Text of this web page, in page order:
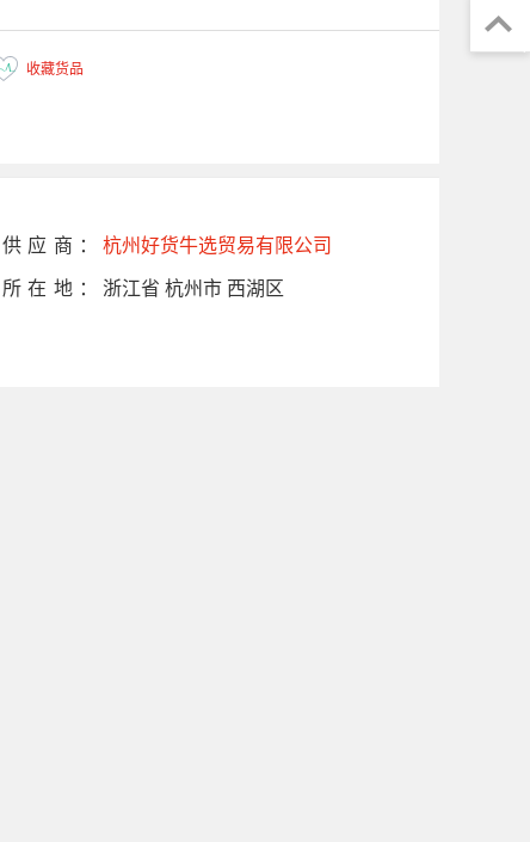
收藏货品
供应商：
杭州好货牛选贸易有限公司
所在地：
浙江省 杭州市 西湖区